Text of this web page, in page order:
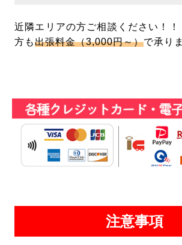
し守秘義務契約を結んだ企業にお
を提供することがあります。また、
いただきます。
【個人情報の開示･訂正･追加･削除
いて】
お客様から個人情報の開示･訂正･
きた場合に限り、できるだけ速やか
理するお客様の個人情報を開示･訂
近隣エリアの方ご相談ください！
方も出張料金（3,000円～）で承り
注意事項